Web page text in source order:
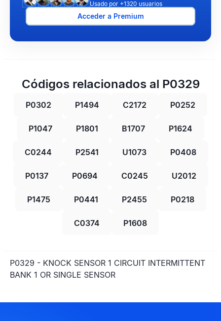
Usado por +1320 usuarios
Acceder a Premium
Códigos relacionados al P0329
P0302 P1494 C2172 P0252
P1047 P1801 B1707 P1624
C0244 P2541 U1073 P0408
P0137 P0694 C0245 U2012
P1475 P0441 P2455 P0218
C0374 P1608
P0329 - KNOCK SENSOR 1 CIRCUIT INTERMITTENT
BANK 1 OR SINGLE SENSOR